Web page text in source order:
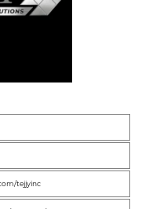
tejjyinc